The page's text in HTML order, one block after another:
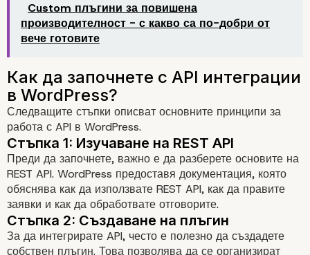
Custom плъгини за повишена
производителност - с какво са по-добри от
вече готовите
Следващите стъпки описват основните принципи за
работа с API в WordPress.
Преди да започнете, важно е да разберете основите на
REST API. WordPress предоставя документация, която
обяснява как да използвате REST API, как да правите
заявки и как да обработвате отговорите.
За да интегрирате API, често е полезно да създадете
собствен плъгин. Това позволява да се организират